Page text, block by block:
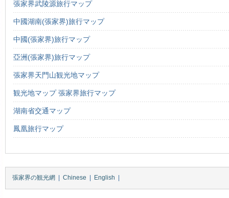
張家界武陵源旅行マップ
中國湖南(張家界)旅行マップ
中國(張家界)旅行マップ
亞洲(張家界)旅行マップ
張家界天門山観光地マップ
観光地マップ 張家界旅行マップ
湖南省交通マップ
鳳凰旅行マップ
張家界の観光網 Chinese English